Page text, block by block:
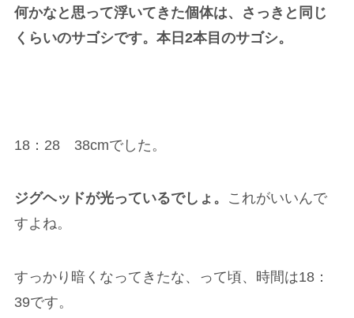
何かなと思って浮いてきた個体は、さっきと同じ
くらいのサゴシです。本日2本目のサゴシ。
18：28 38cmでした。
ジグヘッドが光っているでしょ。
これがいいんで
すよね。
すっかり暗くなってきたな、って頃、時間は18：
39です。